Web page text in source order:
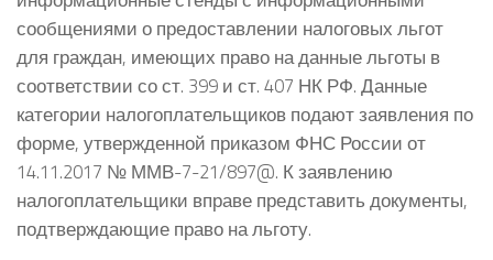
сообщениями о предоставлении налоговых льгот
для граждан, имеющих право на данные льготы в
соответствии со ст. 399 и ст. 407 НК РФ. Данные
категории налогоплательщиков подают заявления по
форме, утвержденной приказом ФНС России от
14.11.2017 № ММВ-7-21/897@. К заявлению
налогоплательщики вправе представить документы,
подтверждающие право на льготу.